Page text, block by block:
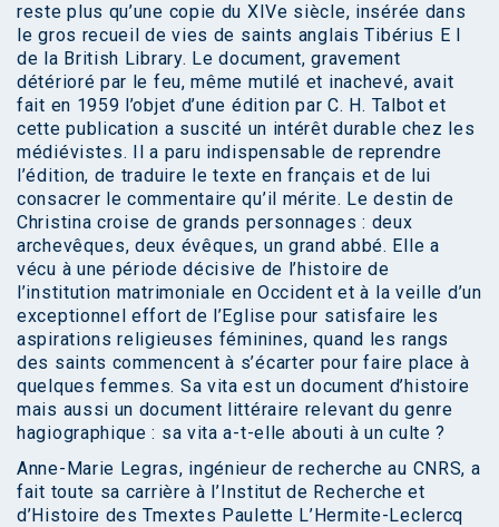
reste plus qu’une copie du XIVe siècle, insérée dans
le gros recueil de vies de saints anglais Tibérius E I
de la British Library. Le document, gravement
détérioré par le feu, même mutilé et inachevé, avait
fait en 1959 l’objet d’une édition par C. H. Talbot et
cette publication a suscité un intérêt durable chez les
médiévistes. Il a paru indispensable de reprendre
l’édition, de traduire le texte en français et de lui
consacrer le commentaire qu’il mérite. Le destin de
Christina croise de grands personnages : deux
archevêques, deux évêques, un grand abbé. Elle a
vécu à une période décisive de l’histoire de
l’institution matrimoniale en Occident et à la veille d’un
exceptionnel effort de l’Eglise pour satisfaire les
aspirations religieuses féminines, quand les rangs
des saints commencent à s’écarter pour faire place à
quelques femmes. Sa vita est un document d’histoire
mais aussi un document littéraire relevant du genre
hagiographique : sa vita a-t-elle abouti à un culte ?
Anne-Marie Legras, ingénieur de recherche au CNRS, a
fait toute sa carrière à l’Institut de Recherche et
d’Histoire des Tmextes Paulette L’Hermite-Leclercq